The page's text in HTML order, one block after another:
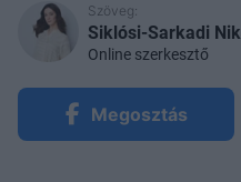
Szöveg:
Siklósi-Sarkadi
Online szerkesztő
Megosztás